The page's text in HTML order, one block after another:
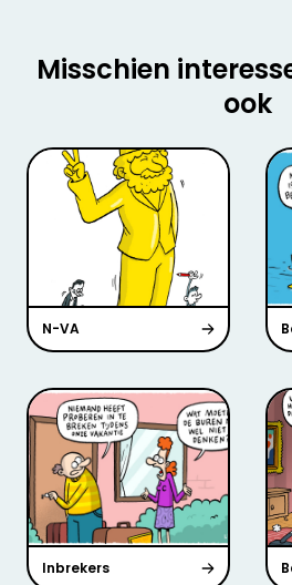
Misschien
ook
N-VA
Inbrekers